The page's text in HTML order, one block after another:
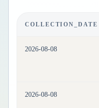
COLLECTION_DATE
2026-08-08
2026-08-08